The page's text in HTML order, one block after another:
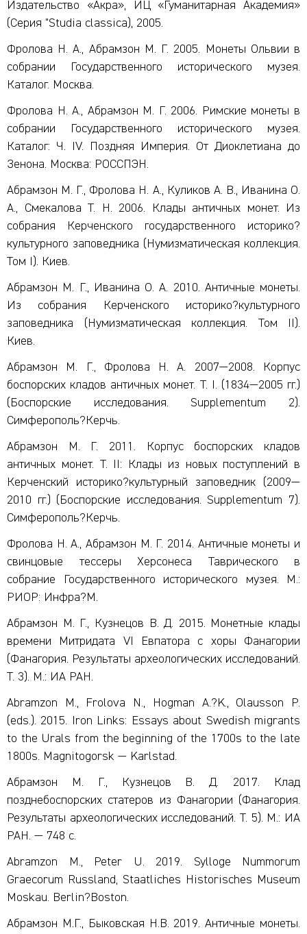
Издательство «Акра», ИЦ «Гуманитарная Академия»
(Серия "Studia classica), 2005.
Фролова Н. А., Абрамзон М. Г. 2005. Монеты Ольвии в
собрании Государственного исторического музея.
Каталог. Москва.
Фролова Н. А., Абрамзон М. Г. 2006. Римские монеты в
собрании Государственного исторического музея.
Каталог: Ч. IV. Поздняя Империя. От Диоклетиана до
Зенона. Москва: РОССПЭН.
Абрамзон М. Г., Фролова Н. А., Куликов А. В., Иванина О.
А., Смекалова Т. Н. 2006. Клады античных монет. Из
собрания Керченского государственного историко?
культурного заповедника (Нумизматическая коллекция.
Том I). Киев.
Абрамзон М. Г., Иванина О. А. 2010. Античные монеты.
Из собрания Керченского историко?культурного
заповедника (Нумизматическая коллекция. Том II).
Киев.
Абрамзон М. Г., Фролова Н. А. 2007—2008. Корпус
боспорских кладов античных монет. Т. I. (1834—2005 гг.)
(Боспорские исследования. Supplementum 2).
Симферополь?Керчь.
Абрамзон М. Г. 2011. Корпус боспорских кладов
античных монет. Т. II: Клады из новых поступлений в
Керченский историко?культурный заповедник (2009—
2010 гг.) (Боспорские исследования. Supplementum 7).
Симферополь?Керчь.
Фролова Н. А., Абрамзон М. Г. 2014. Античные монеты и
свинцовые тессеры Херсонеса Таврического в
собрание Государственного исторического музея. М.:
РИОР: Инфра?М.
Абрамзон М. Г., Кузнецов В. Д. 2015. Монетные клады
времени Митридата VI Евпатора с хоры Фанагории
(Фанагория. Результаты археологических исследований.
Т. 3). М.: ИА РАН.
Abramzon M., Frolova N., Hogman A.?K., Olausson P.
(eds.). 2015. Iron Links: Essays about Swedish migrants
to the Urals from the beginning of the 1700s to the late
1800s. Magnitogorsk — Karlstad.
Абрамзон М. Г., Кузнецов В. Д. 2017. Клад
позднебоспорских статеров из Фанагории (Фанагория.
Результаты археологических исследований. Т. 5). М.: ИА
РАН. — 748 с.
Abramzon M., Peter U. 2019. Sylloge Nummorum
Graecorum Russland, Staatliches Historisches Museum
Moskau. Berlin?Boston.
Абрамзон М.Г., Быковская Н.В. 2019. Античные монеты.